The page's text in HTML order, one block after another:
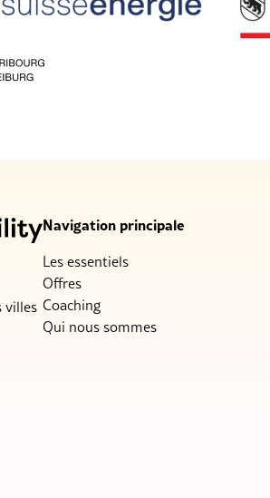
villes
Navigation principale
Les essentiels
Offres
Coaching
Qui nous sommes